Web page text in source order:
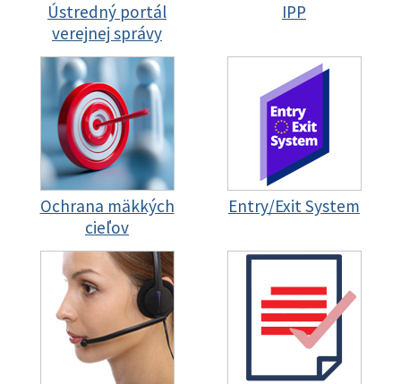
Ústredný portál
verejnej správy
IPP
Ochrana mäkkých
cieľov
Entry/Exit System